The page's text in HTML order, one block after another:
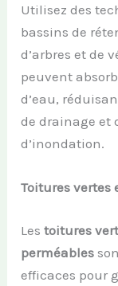
Utilisez des
bassins de
d’arbres et de
peuvent
d’eau,
de drainage et
d’inondation.
Toitures vertes
Lestoitures
perméables
efficaces pour